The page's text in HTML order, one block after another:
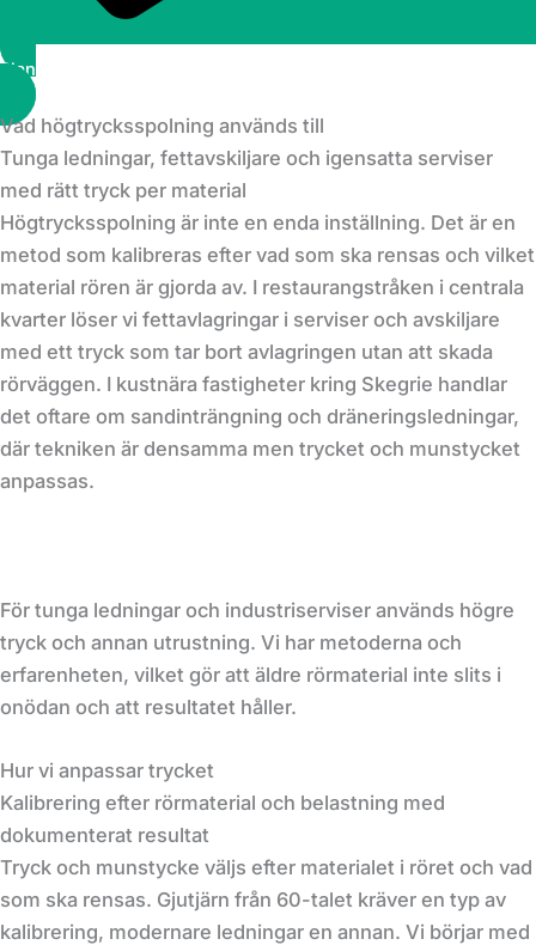
Planera ett besök
Vad högtrycksspolning används till
Tunga ledningar, fettavskiljare och igensatta serviser
med rätt tryck per material
Högtrycksspolning är inte en enda inställning. Det är en
metod som kalibreras efter vad som ska rensas och vilket
material rören är gjorda av. I restaurangstråken i centrala
kvarter löser vi fettavlagringar i serviser och avskiljare
med ett tryck som tar bort avlagringen utan att skada
rörväggen. I kustnära fastigheter kring Skegrie handlar
det oftare om sandinträngning och dräneringsledningar,
där tekniken är densamma men trycket och munstycket
anpassas.
För tunga ledningar och industriserviser används högre
tryck och annan utrustning. Vi har metoderna och
erfarenheten, vilket gör att äldre rörmaterial inte slits i
onödan och att resultatet håller.
Hur vi anpassar trycket
Kalibrering efter rörmaterial och belastning med
dokumenterat resultat
Tryck och munstycke väljs efter materialet i röret och vad
som ska rensas. Gjutjärn från 60-talet kräver en typ av
kalibrering, modernare ledningar en annan. Vi börjar med